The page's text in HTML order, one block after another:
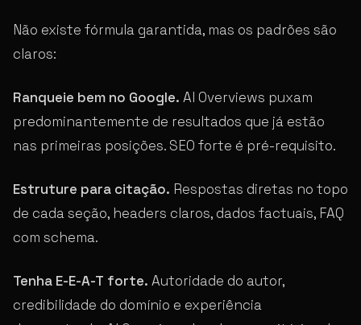
Não existe fórmula garantida, mas os padrões são
claros:
Ranqueie bem no Google. AI Overviews puxam
predominantemente de resultados que já estão
nas primeiras posições. SEO forte é pré-requisito.
Estruture para citação. Respostas diretas no topo
de cada seção, headers claros, dados factuais, FAQ
com schema.
Tenha E-E-A-T forte. Autoridade do autor,
credibilidade do domínio e experiência